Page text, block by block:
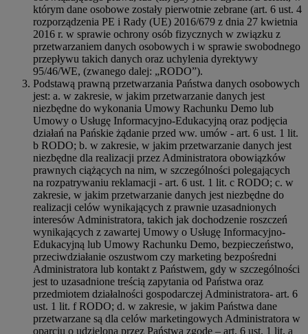
którym dane osobowe zostały pierwotnie zebrane (art. 6 ust. 4
rozporządzenia PE i Rady (UE) 2016/679 z dnia 27 kwietnia
2016 r. w sprawie ochrony osób fizycznych w związku z
przetwarzaniem danych osobowych i w sprawie swobodnego
przepływu takich danych oraz uchylenia dyrektywy
95/46/WE, (zwanego dalej: „RODO”).
Podstawą prawną przetwarzania Państwa danych osobowych
jest: a. w zakresie, w jakim przetwarzanie danych jest
niezbędne do wykonania Umowy Rachunku Demo lub
Umowy o Usługę Informacyjno-Edukacyjną oraz podjęcia
działań na Pańskie żądanie przed ww. umów - art. 6 ust. 1 lit.
b RODO; b. w zakresie, w jakim przetwarzanie danych jest
niezbędne dla realizacji przez Administratora obowiązków
prawnych ciążących na nim, w szczególności polegających
na rozpatrywaniu reklamacji - art. 6 ust. 1 lit. c RODO; c. w
zakresie, w jakim przetwarzanie danych jest niezbędne do
realizacji celów wynikających z prawnie uzasadnionych
interesów Administratora, takich jak dochodzenie roszczeń
wynikających z zawartej Umowy o Usługę Informacyjno-
Edukacyjną lub Umowy Rachunku Demo, bezpieczeństwo,
przeciwdziałanie oszustwom czy marketing bezpośredni
Administratora lub kontakt z Państwem, gdy w szczególności
jest to uzasadnione treścią zapytania od Państwa oraz
przedmiotem działalności gospodarczej Administratora- art. 6
ust. 1 lit. f RODO; d. w zakresie, w jakim Państwa dane
przetwarzane są dla celów marketingowych Administratora w
oparciu o udzieloną przez Państwa zgodę – art. 6 ust. 1 lit. a